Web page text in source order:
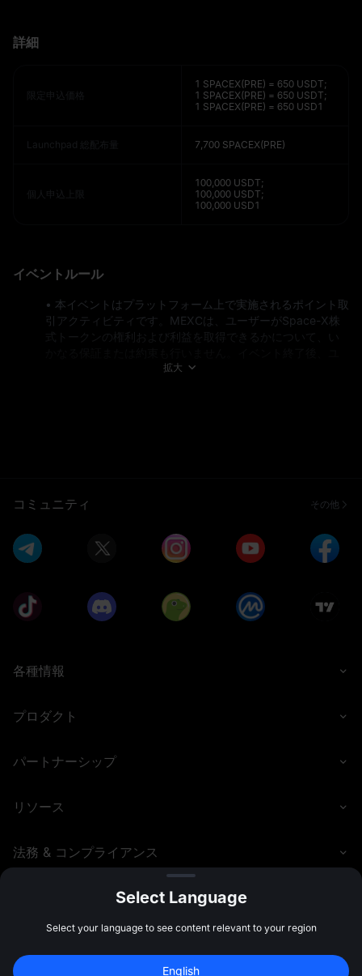
詳細
限定申込価格
1 SPACEX(PRE) = 650 USDT;
1 SPACEX(PRE) = 650 USDT;
1 SPACEX(PRE) = 650 USD1
Launchpad 総配布量 7,700 SPACEX(PRE)
個人申込上限
100,000 USDT;
100,000 USDT;
100,000 USD1
イベントルール
• 本イベントはプラットフォーム上で実施されるポイント取
引アクティビティです。MEXCは、ユーザーがSpace-X株
式トークンの権利および利益を取得できるかについて、い
ーザーが当該権利を取得できなかった場合、実際に購入し
ー、またはイベント開始前の入金総額が$100未満のユーザ
ー（オンチェーン、法定通貨、P2P入金を含む）を指しま
• 対象となる入金方法には、P2P、法定通貨、オンチェーン
があります。
• 現物取引高の計算には、USDT、USDC、USDE、USD1の
まれます。コピートレードおよびグリッド取引による取引
した先物取引は、有効な取引高の計算から除外されます。
• ユーザーはイベントページの招待リンクを友達に共有し、
する必要があります。報酬は、招待された友達がトークン
待報酬を同時に受け取ることはできません。招待された方
受け取ります。この制限はこれらの招待報酬にのみ適用さ
れ、その他の報酬（キャッシュバックなど）には影響しま
• ユーザーは同時に1つのLaunchpadプロジェクトにのみ参
• 申込がプールの上限に達しなかった場合、ユーザーは申込
額に応じてトークンを受け取ります。申込がプールの上限
を超えた場合、ユーザーは次の式に基づいてトークンを受
拡大
コミュニティ その他
各種情報
プロダクト
パートナーシップ
リソース
法務 & コンプライアンス
©2026 MEXC.COM
Select Language
Select your language to see content relevant to your region
English